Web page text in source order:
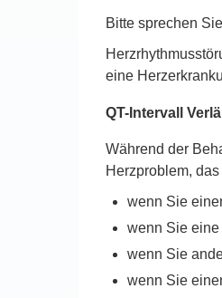
Bitte sprechen
eine
QT-Intervall
Während der
Herzproblem,
wenn Sie
wenn Sie eine
wenn Sie
wenn Sie